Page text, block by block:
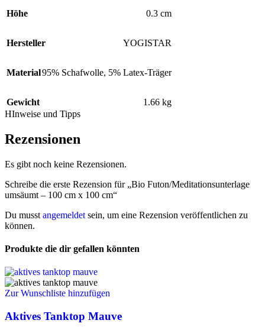
Höhe 0.3 cm
Hersteller YOGISTAR
Material95% Schafwolle, 5% Latex-Träger
Gewicht
1.66 kg
HInweise und Tipps
Rezensionen
Es gibt noch keine Rezensionen.
Schreibe die erste Rezension für „Bio Futon/Meditationsunterlage
umsäumt – 100 cm x 100 cm“
Du musst angemeldet sein, um eine Rezension veröffentlichen zu
können.
Produkte die dir gefallen könnten
Zur Wunschliste hinzufügen
Aktives Tanktop Mauve